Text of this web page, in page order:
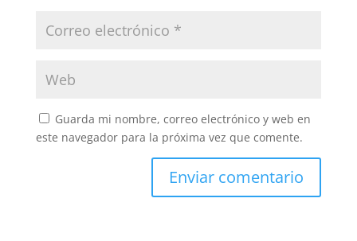
Guarda mi nombre, correo electrónico y web en
este navegador para la próxima vez que comente.